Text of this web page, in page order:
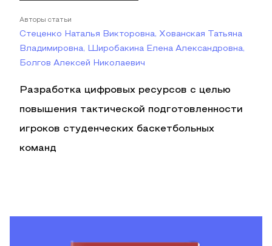
Авторы статьи
Стеценко Наталья Викторовна, Хованская Татьяна
Владимировна, Широбакина Елена Александровна,
Болгов Алексей Николаевич
Разработка цифровых ресурсов с целью
повышения тактической подготовленности
игроков студенческих баскетбольных
команд